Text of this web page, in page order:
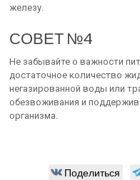
железу.
СОВЕТ №4
Не забывайте о важности
достаточное количество
негазированной воды или
обезвоживания и
организма.
Поделиться